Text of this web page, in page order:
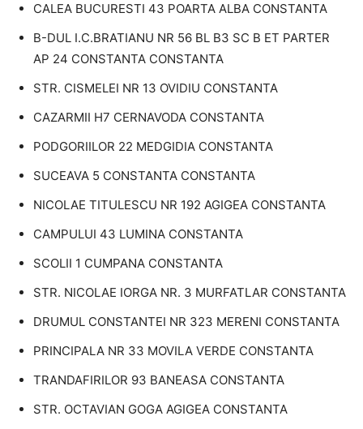
CALEA BUCURESTI 43 POARTA ALBA CONSTANTA
B-DUL I.C.BRATIANU NR 56 BL B3 SC B ET PARTER
AP 24 CONSTANTA CONSTANTA
STR. CISMELEI NR 13 OVIDIU CONSTANTA
CAZARMII H7 CERNAVODA CONSTANTA
PODGORIILOR 22 MEDGIDIA CONSTANTA
SUCEAVA 5 CONSTANTA CONSTANTA
NICOLAE TITULESCU NR 192 AGIGEA CONSTANTA
CAMPULUI 43 LUMINA CONSTANTA
SCOLII 1 CUMPANA CONSTANTA
STR. NICOLAE IORGA NR. 3 MURFATLAR CONSTANTA
DRUMUL CONSTANTEI NR 323 MERENI CONSTANTA
PRINCIPALA NR 33 MOVILA VERDE CONSTANTA
TRANDAFIRILOR 93 BANEASA CONSTANTA
STR. OCTAVIAN GOGA AGIGEA CONSTANTA